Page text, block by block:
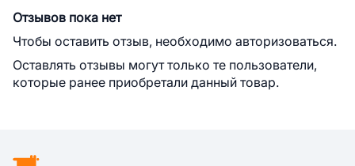
Отзывов пока нет
Чтобы оставить отзыв, необходимо авторизоваться.
Оставлять отзывы могут только те пользователи,
которые ранее приобретали данный товар.